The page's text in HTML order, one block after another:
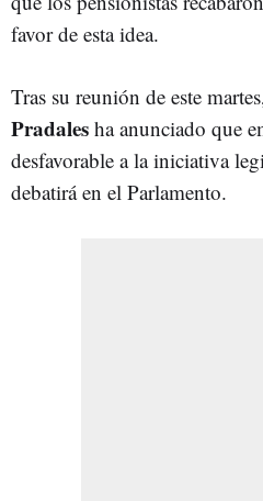
favor de esta idea.
Tras su reunión de este
Pradales ha anunciado que
desfavorable a la iniciativa
debatirá en el Parlamento.